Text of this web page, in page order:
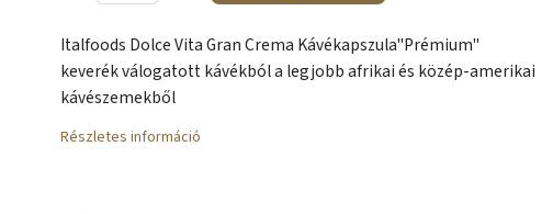
Italfoods Dolce Vita Gran Crema Kávékapszula"Prémium"
keverék válogatott kávékból a legjobb afrikai és közép-amerikai
kávészemekből
Részletes információ